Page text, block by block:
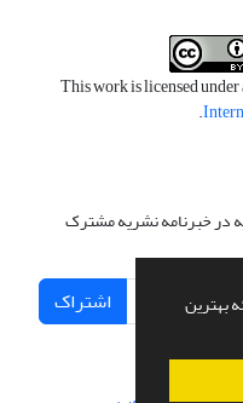
بهترین
This work is licensed under
.
در خبرنامه نشریه مشترک
اشتراک